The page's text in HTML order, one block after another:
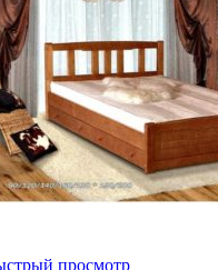
просмотр